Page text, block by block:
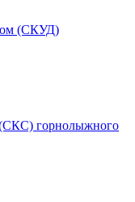
(СКУД)
(СКС) горнолыжного